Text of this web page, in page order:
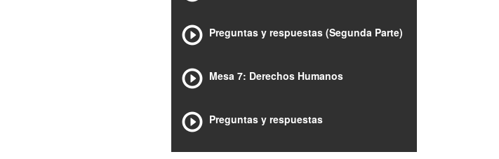
Preguntas y respuestas (Segunda Parte)
Mesa 7: Derechos Humanos
Preguntas y respuestas